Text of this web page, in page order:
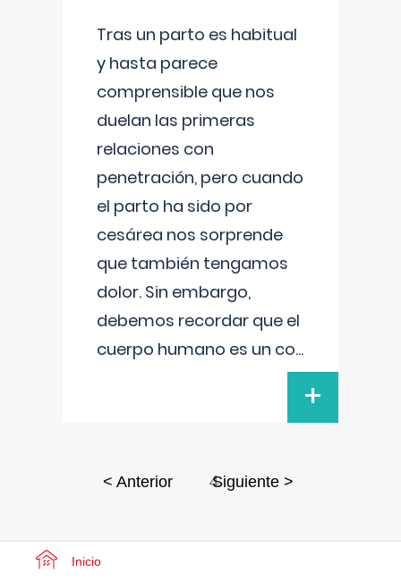
Tras un parto es habitual
y hasta parece
comprensible que nos
duelan las primeras
relaciones con
penetración, pero cuando
el parto ha sido por
cesárea nos sorprende
que también tengamos
dolor. Sin embargo,
debemos recordar que el
cuerpo humano es un co...
+
< Anterior 4
Siguiente >
Inicio